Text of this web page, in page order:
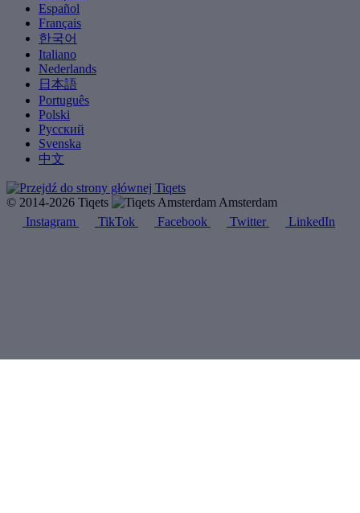
Español
Français
한국어
Italiano
Nederlands
日本語
Português
Polski
Русский
Svenska
中文
© 2014-2026 Tiqets
Amsterdam
Instagram
TikTok Facebook Twitter LinkedIn